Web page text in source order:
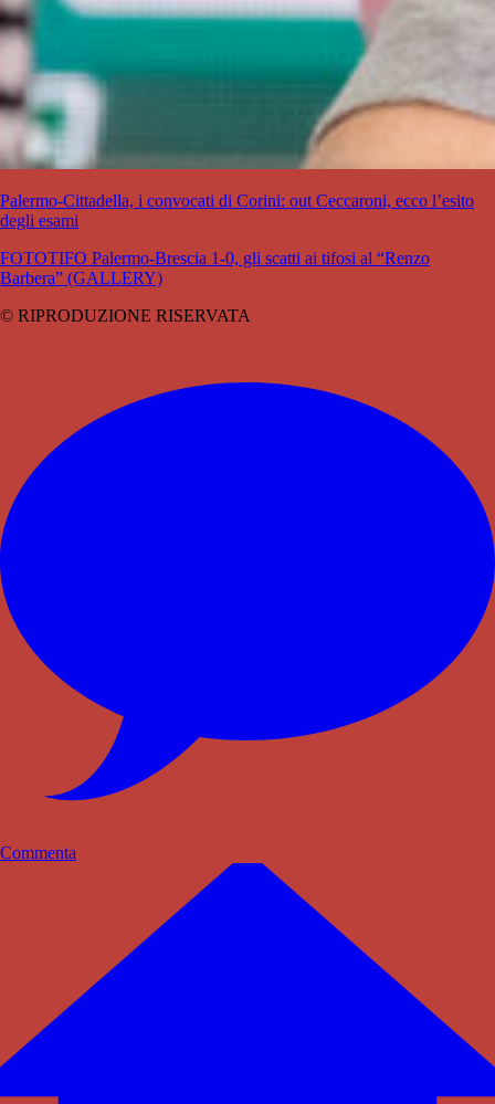
Palermo-Cittadella, i convocati di Corini: out Ceccaroni, ecco l’esito
degli esami
FOTOTIFO Palermo-Brescia 1-0, gli scatti ai tifosi al “Renzo
Barbera” (GALLERY)
© RIPRODUZIONE RISERVATA
Commenta